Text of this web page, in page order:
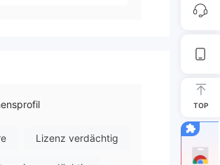
Lizenz verdächtig
TOP